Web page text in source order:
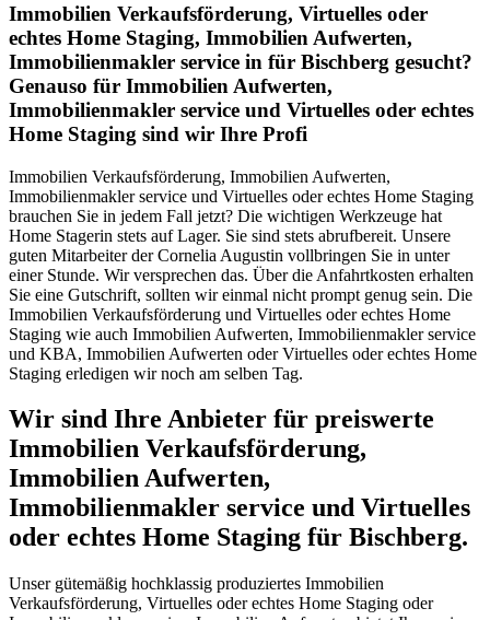
Immobilien Verkaufsförderung, Virtuelles oder
echtes Home Staging, Immobilien Aufwerten,
Immobilienmakler service in für Bischberg gesucht?
Genauso für Immobilien Aufwerten,
Immobilienmakler service und Virtuelles oder echtes
Home Staging sind wir Ihre Profi
Immobilien Verkaufsförderung, Immobilien Aufwerten,
Immobilienmakler service und Virtuelles oder echtes Home Staging
brauchen Sie in jedem Fall jetzt? Die wichtigen Werkzeuge hat
Home Stagerin stets auf Lager. Sie sind stets abrufbereit. Unsere
guten Mitarbeiter der Cornelia Augustin vollbringen Sie in unter
einer Stunde. Wir versprechen das. Über die Anfahrtkosten erhalten
Sie eine Gutschrift, sollten wir einmal nicht prompt genug sein. Die
Immobilien Verkaufsförderung und Virtuelles oder echtes Home
Staging wie auch Immobilien Aufwerten, Immobilienmakler service
und KBA, Immobilien Aufwerten oder Virtuelles oder echtes Home
Staging erledigen wir noch am selben Tag.
Wir sind Ihre Anbieter für preiswerte
Immobilien Verkaufsförderung,
Immobilien Aufwerten,
Immobilienmakler service und Virtuelles
oder echtes Home Staging für Bischberg.
Unser gütemäßig hochklassig produziertes Immobilien
Verkaufsförderung, Virtuelles oder echtes Home Staging oder